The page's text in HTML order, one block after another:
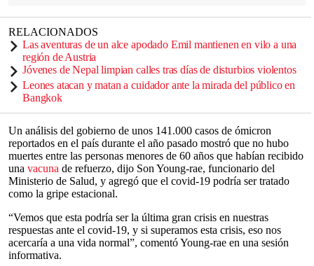
RELACIONADOS
Las aventuras de un alce apodado Emil mantienen en vilo a una
región de Austria
Jóvenes de Nepal limpian calles tras días de disturbios violentos
Leones atacan y matan a cuidador ante la mirada del público en
Bangkok
Un análisis del gobierno de unos 141.000 casos de ómicron
reportados en el país durante el año pasado mostró que no hubo
muertes entre las personas menores de 60 años que habían recibido
una vacuna de refuerzo, dijo Son Young-rae, funcionario del
Ministerio de Salud, y agregó que el covid-19 podría ser tratado
como la gripe estacional.
“Vemos que esta podría ser la última gran crisis en nuestras
respuestas ante el covid-19, y si superamos esta crisis, eso nos
acercaría a una vida normal”, comentó Young-rae en una sesión
informativa.